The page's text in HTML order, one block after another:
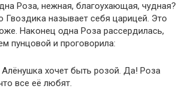
Роза, нежная, благоухающая, чудная?
Гвоздика называет себя царицей. Это
Наконец одна Роза рассердилась,
пунцовой и проговорила:
Алёнушка хочет быть розой. Да! Роза
все её любят.